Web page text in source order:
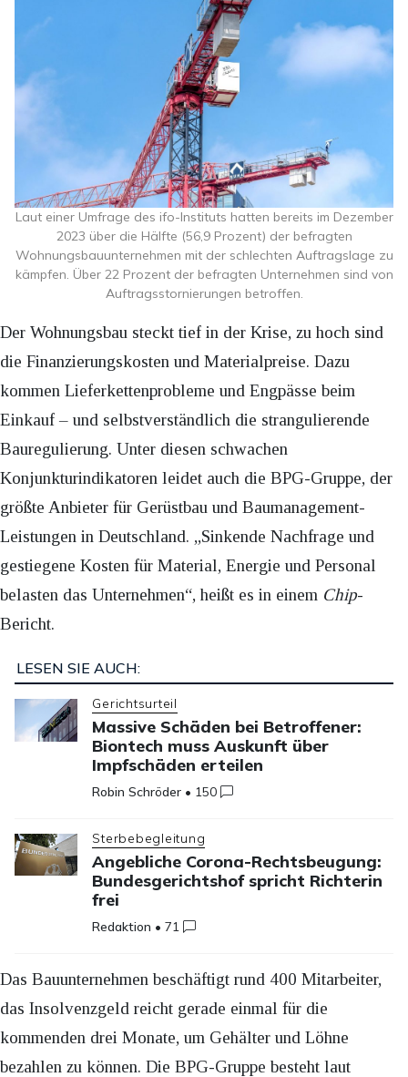
Laut einer Umfrage des ifo-Instituts hatten bereits im Dezember
2023 über die Hälfte (56,9 Prozent) der befragten
Wohnungsbauunternehmen mit der schlechten Auftragslage zu
kämpfen. Über 22 Prozent der befragten Unternehmen sind von
Auftragsstornierungen betroffen.
Der Wohnungsbau steckt tief in der Krise, zu hoch sind
die Finanzierungskosten und Materialpreise. Dazu
kommen Lieferkettenprobleme und Engpässe beim
Einkauf – und selbstverständlich die strangulierende
Bauregulierung. Unter diesen schwachen
Konjunkturindikatoren leidet auch die BPG-Gruppe, der
größte Anbieter für Gerüstbau und Baumanagement-
Leistungen in Deutschland. „Sinkende Nachfrage und
gestiegene Kosten für Material, Energie und Personal
belasten das Unternehmen“, heißt es in einem Chip-
Bericht.
LESEN SIE AUCH:
Gerichtsurteil
Massive Schäden bei Betroffener:
Biontech muss Auskunft über
Impfschäden erteilen
Robin Schröder • 150
Sterbebegleitung
Angebliche Corona-Rechtsbeugung:
Bundesgerichtshof spricht Richterin
frei
Redaktion •71
Das Bauunternehmen beschäftigt rund 400 Mitarbeiter,
das Insolvenzgeld reicht gerade einmal für die
kommenden drei Monate, um Gehälter und Löhne
bezahlen zu können. Die BPG-Gruppe besteht laut